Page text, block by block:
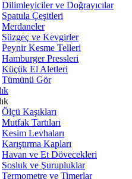
Dilimleyiciler ve Doğrayıcılar
Spatula Çeşitleri
Merdaneler
Süzgeç ve Kevgirler
Peynir Kesme Telleri
Hamburger Pressleri
Küçük El Aletleri
Tümünü Gör
Ölçü Kaşıkları
Mutfak Tartıları
Kesim Levhaları
Karıştırma Kapları
Havan ve Et Dövecekleri
Sosluk ve Şurupluklar
Termometre ve Timerlar